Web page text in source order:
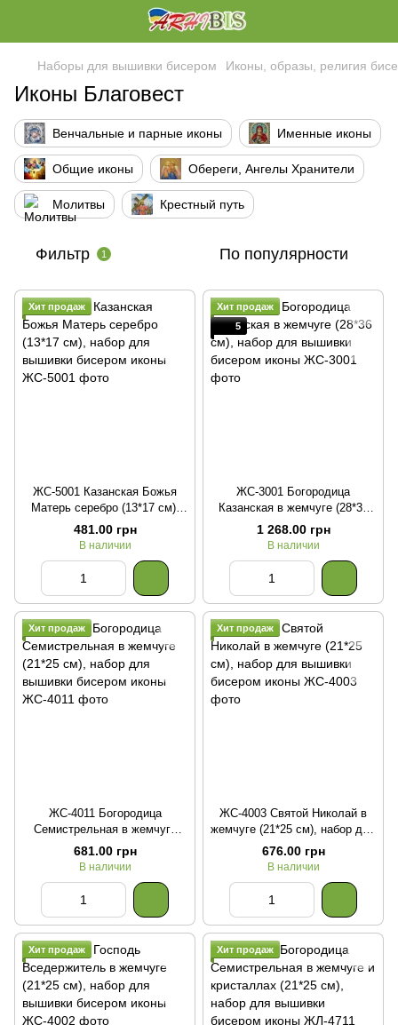
Наборы для вышивки бисером Иконы, образы, религия
Иконы Благовест
Венчальные и парные иконы Именные иконы
Общие иконы Обереги, Ангелы Хранители
Молитвы Крестный путь
Фильтр 1 По популярности
Хит продаж
ЖС-5001 Казанская Божья
Матерь серебро (13*17 см),
набор для вышивки бисером
иконы
481.00 грн
В наличии
Хит продаж
5
ЖС-3001 Богородица
Казанская в жемчуге (28*36
см), набор для вышивки
бисером иконы
1 268.00 грн
В наличии
Хит продаж
ЖС-4011 Богородица
Семистрельная в жемчуге
(21*25 см), набор для
вышивки бисером иконы
681.00 грн
В наличии
Хит продаж
ЖС-4003 Святой Николай в
жемчуге (21*25 см), набор для
вышивки бисером иконы
676.00 грн
В наличии
Хит продаж Хит продаж